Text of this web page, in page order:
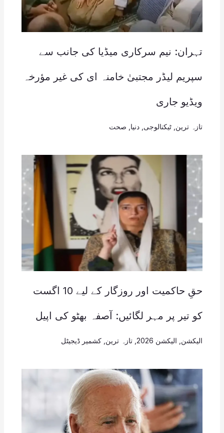
تہران: نیم سرکاری میڈیا کی جانب سے
سپریم لیڈر مجتبیٰ خامنہ ای کی غیر مؤرخہ
ویڈیو جاری
تازہ ترین ٹیکنالوجی دنیا صحت
حقِ حاکمیت اور روزگار کے لیے 10 اگست
کو تیر پر مہر لگائیں: آصفہ بھٹو کی اپیل
الیکشن الیکشن 2026 , تازہ ترین کشمیر ڈیجیٹل